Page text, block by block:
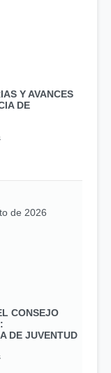
Y AVANCES
DE
de 2026
CONSEJO
DE JUVENTUD